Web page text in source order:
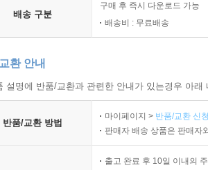
배송 구분
구매 후 즉시 다운로드 가능
배송비 : 무료배송
환 안내
설명에 반품/교환과 관련한 안내가 있는경우 아
반품/교환 방법
마이페이지 > 반품/교환 신
판매자 배송 상품은 판매자
출고 완료 후 10일 이내의